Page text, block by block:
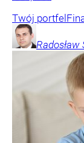
Twój portfel
Radosław